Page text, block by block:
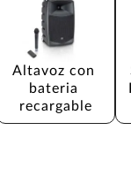
Altavoz con
bateria
recargable